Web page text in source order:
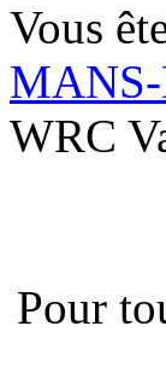
Vous
WRC
Pour